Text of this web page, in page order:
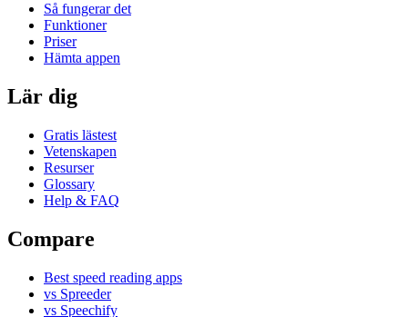
Så fungerar det
Funktioner
Priser
Hämta appen
Lär dig
Gratis lästest
Vetenskapen
Resurser
Glossary
Help & FAQ
Compare
Best speed reading apps
vs Spreeder
vs Speechify